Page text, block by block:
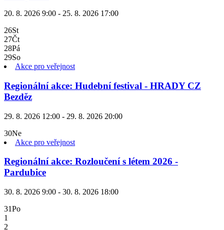
20. 8. 2026 9:00 - 25. 8. 2026 17:00
26St
27Čt
28Pá
29So
Akce pro veřejnost
Regionální akce: Hudební festival - HRADY CZ
Bezděz
29. 8. 2026 12:00 - 29. 8. 2026 20:00
30Ne
Akce pro veřejnost
Regionální akce: Rozloučení s létem 2026 -
Pardubice
30. 8. 2026 9:00 - 30. 8. 2026 18:00
31Po
1
2